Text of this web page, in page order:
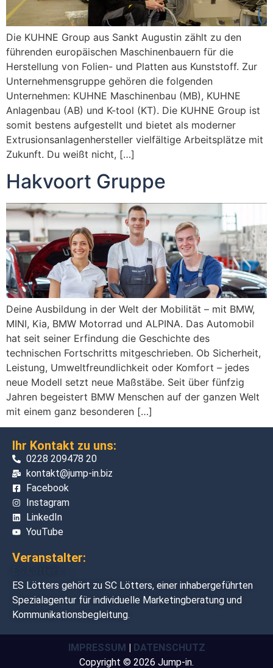
Die KUHNE Group aus Sankt Augustin zählt zu den
führenden europäischen Maschinenbauern für die
Herstellung von Folien- und Platten aus Kunststoff. Zur
Unternehmensgruppe gehören die folgenden
Unternehmen: KUHNE Maschinenbau (MB), KUHNE
Anlagenbau (AB) und K-tool (KT). Die KUHNE Group ist
somit bestens aufgestellt und bietet als moderner
Extrusionsanlagenhersteller vielfältige Arbeitsplätze mit
Zukunft. Du weißt nicht, […]
Hakvoort Gruppe
Deine Ausbildung in der Welt der Mobilität – mit BMW,
MINI, Kia, BMW Motorrad und ALPINA. Das Automobil
hat seit seiner Erfindung die Geschichte des
technischen Fortschritts mitgeschrieben. Ob Sicherheit,
Leistung, Umweltfreundlichkeit oder Komfort – jedes
neue Modell setzt neue Maßstäbe. Seit über fünfzig
Jahren begeistert BMW Menschen auf der ganzen Welt
mit einem ganz besonderen […]
Ihr Kontakt zu uns:
0228 209478 20
kontakt@jump-in.biz
Facebook
Instagram
LinkedIn
YouTube
Veranstalter:
ES Lötters gehört zu SC Lötters, einer inhabergeführten
Spezialagentur für individuelle Marketingberatung und
Kommunikationsbegleitung.
IMPRESSUM
DATENSCHUTZ
Copyright © 2026 Jump-in.